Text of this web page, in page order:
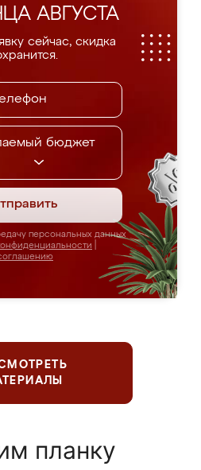
АВГУСТА
сейчас, скидка
бюджет
персональных данных
планку